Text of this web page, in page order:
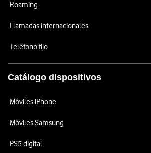
Roaming
Llamadas internacionales
Teléfono fijo
Catálogo dispositivos
Móviles iPhone
Móviles Samsung
PS5 digital